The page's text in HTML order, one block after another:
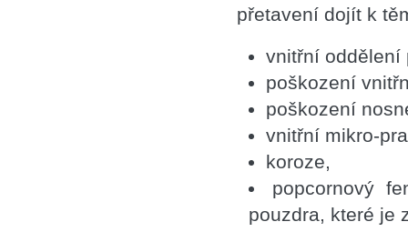
přetavení dojít k
vnitřní oddělení
poškození
poškození
vnitřní mikro-
koroze,
popcornový
pouzdra, které je